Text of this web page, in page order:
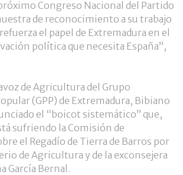
Congreso Nacional del Partido
de reconocimiento a su trabajo
el papel de Extremadura en el
política que necesita España”,
de Agricultura del Grupo
(GPP) de Extremadura, Bibiano
el “boicot sistemático” que,
sufriendo la Comisión de
el Regadío de Tierra de Barros por
de Agricultura y de la exconsejera
García Bernal.